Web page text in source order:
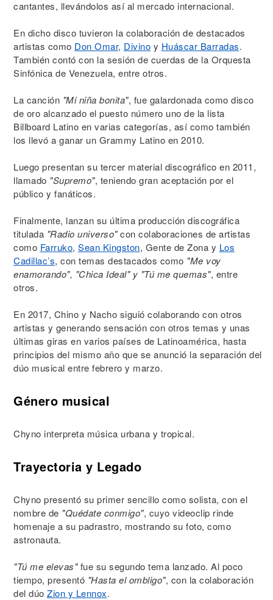
cantantes, llevándolos así al mercado internacional.
En dicho disco tuvieron la colaboración de destacados
artistas como Don Omar, Divino y Huáscar Barradas.
También contó con la sesión de cuerdas de la Orquesta
Sinfónica de Venezuela, entre otros.
La canción "Mi niña bonita", fue galardonada como disco
de oro alcanzado el puesto número uno de la lista
Billboard Latino en varias categorías, así como también
los llevó a ganar un Grammy Latino en 2010.
Luego presentan su tercer material discográfico en 2011,
llamado "Supremo", teniendo gran aceptación por el
público y fanáticos.
Finalmente, lanzan su última producción discográfica
titulada "Radio universo"con colaboraciones de artistas
como Farruko, Sean Kingston, Gente de Zona y Los
Cadillac’s, con temas destacados como "Me voy
enamorando", "Chica Ideal" y "Tú me quemas", entre
otros.
En 2017, Chino y Nacho siguió colaborando con otros
artistas y generando sensación con otros temas y unas
últimas giras en varios países de Latinoamérica, hasta
principios del mismo año que se anunció la separación del
dúo musical entre febrero y marzo.
Género musical
Chyno interpreta música urbana y tropical.
Trayectoria y Legado
Chyno presentó su primer sencillo como solista, con el
nombre de "Quédate conmigo", cuyo videoclip rinde
homenaje a su padrastro, mostrando su foto, como
astronauta.
"Tú me elevas"fue su segundo tema lanzado. Al poco
tiempo, presentó "Hasta el ombligo", con la colaboración
del dúo Zion y Lennox.